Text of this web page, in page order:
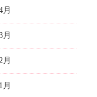
月
月
月
月